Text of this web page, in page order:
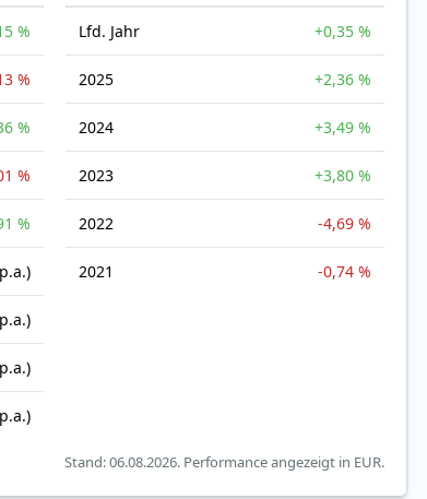
%
%
%
%
%
Lfd. Jahr +0,35 %
2025 +2,36 %
2024 +3,49 %
2023 +3,80 %
2022 -4,69 %
2021 -0,74 %
Stand: 06.08.2026. Performance angezeigt in EUR.